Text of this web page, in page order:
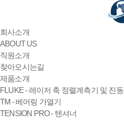
회사소개
ABOUT US
직원소개
찾아오시는길
제품소개
FLUKE - 레이저 축 정렬계측기 및 진동
TM - 베어링 가열기
TENSION PRO - 텐셔너